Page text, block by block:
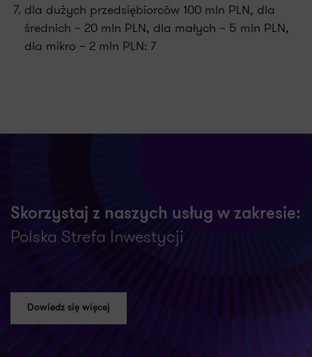
dla dużych przedsiębiorców 100 mln PLN, dla
średnich – 20 mln PLN, dla małych – 5 mln PLN,
dla mikro – 2 mln PLN: 7
Skorzystaj z naszych usług w zakresie:
Polska Strefa Inwestycji
Dowiedz się więcej